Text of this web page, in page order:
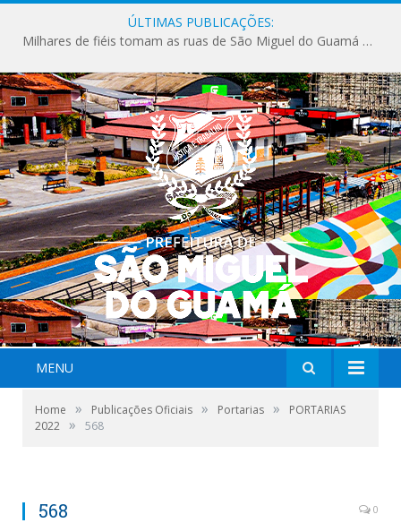
ÚLTIMAS PUBLICAÇÕES:
Milhares de fiéis tomam as ruas de São Miguel do Guamá em uma grande celebração de fé na Marcha para Jesus 2026.
MENU
Home » Publicações Oficiais » Portarias »
PORTARIAS
2022 » 568
568 0